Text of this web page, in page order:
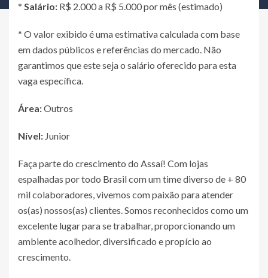
* Salário: R$ 2.000 a R$ 5.000 por mês (estimado)
* O valor exibido é uma estimativa calculada com base
em dados públicos e referências do mercado. Não
garantimos que este seja o salário oferecido para esta
vaga específica.
Área:Outros
Nível: Junior
Faça parte do crescimento do Assaí! Com lojas
espalhadas por todo Brasil com um time diverso de + 80
mil colaboradores, vivemos com paixão para atender
os(as) nossos(as) clientes. Somos reconhecidos como um
excelente lugar para se trabalhar, proporcionando um
ambiente acolhedor, diversificado e propício ao
crescimento.